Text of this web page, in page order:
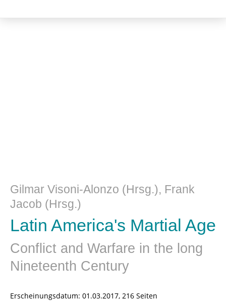
Gilmar Visoni-Alonzo (Hrsg.), Frank
Jacob (Hrsg.)
Latin America's Martial Age
Conflict and Warfare in the long
Nineteenth Century
Erscheinungsdatum: 01.03.2017, 216 Seiten